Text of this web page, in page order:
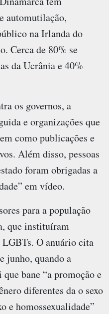
automutilação,
na Irlanda do
Cerca de 80% se
da Ucrânia e 40%
os governos, a
e organizações que
como publicações e
Além disso, pessoas
foram obrigadas a
em vídeo.
para a população
que instituíram
O anuário cita
junho, quando a
bane “a promoção e
diferentes da o sexo
e homossexualidade”